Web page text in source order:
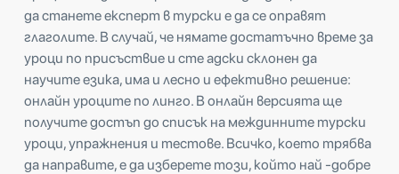
да станете експерт в турски е да се оправят
глаголите. В случай, че нямате достатъчно време за
уроци по присъствие и сте адски склонен да
научите езика, има и лесно и ефективно решение:
онлайн уроците по линго. В онлайн версията ще
получите достъп до списък на междинните турски
уроци, упражнения и тестове. Всичко, което трябва
да направите, е да изберете този, който най -добре